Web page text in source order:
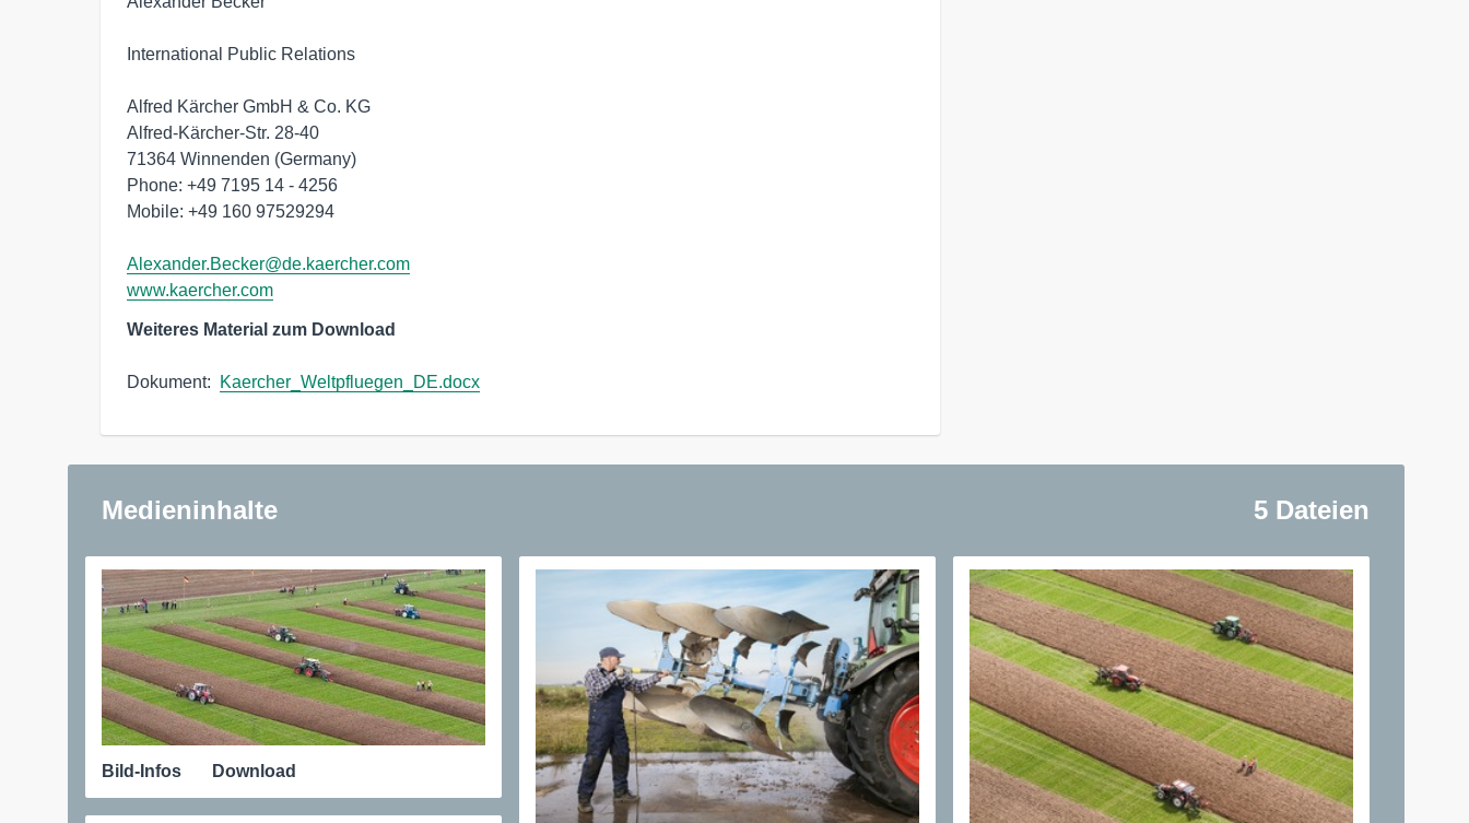
International Public Relations
Alfred Kärcher GmbH & Co. KG
Alfred-Kärcher-Str. 28-40
71364 Winnenden (Germany)
Phone: +49 7195 14 - 4256
Mobile: +49 160 97529294
Alexander.Becker@de.kaercher.com
www.kaercher.com
Weiteres Material zum Download
Dokument: Kaercher_Weltpfluegen_DE.docx
Medieninhalte 5 Dateien
Bild-Infos Download